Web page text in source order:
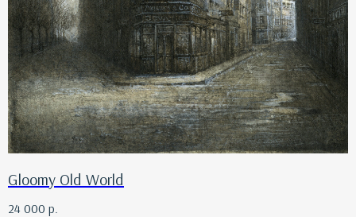
Gloomy Old World
24 000 р.